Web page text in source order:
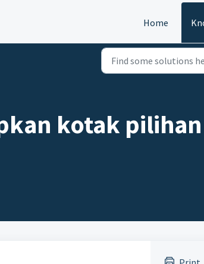
Home
kotak pilihan